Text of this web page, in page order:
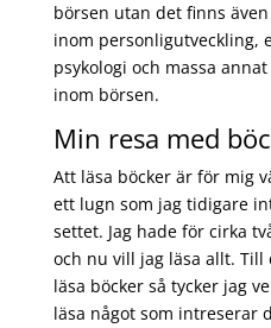
börsen utan det finns
inom personligutveckling,
psykologi och massa
inom börsen.
Min resa med
Att läsa böcker är för mig
ett lugn som jag tidigare
settet. Jag hade för cirka
och nu vill jag läsa allt.
läsa böcker så tycker jag
läsa något som intreserar